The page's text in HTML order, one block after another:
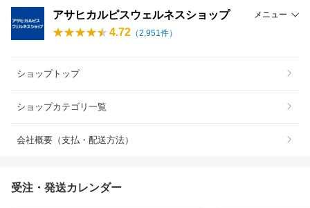
アサヒカルピスウェルネスショップ メニュー
4.72 （2,951 件）
ショップトップ
ショップカテゴリ一覧
会社概要（支払・配送方法）
受注・発送カレンダー